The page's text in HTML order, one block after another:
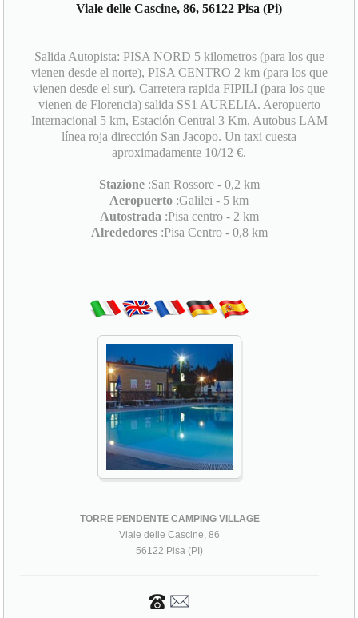
Viale delle Cascine, 86, 56122 Pisa (Pi)
Salida Autopista: PISA NORD 5 kilometros (para los que
vienen desde el norte), PISA CENTRO 2 km (para los que
vienen desde el sur). Carretera rapida FIPILI (para los que
vienen de Florencia) salida SS1 AURELIA. Aeropuerto
Internacional 5 km, Estación Central 3 Km, Autobus LAM
línea roja dirección San Jacopo. Un taxi cuesta
aproximadamente 10/12 €.
Stazione:San Rossore - 0,2 km
Aeropuerto :Galilei - 5 km
Autostrada :Pisa centro - 2 km
Alrededores:Pisa Centro - 0,8 km
TORRE PENDENTE CAMPING VILLAGE
Viale delle Cascine, 86
56122 Pisa (PI)